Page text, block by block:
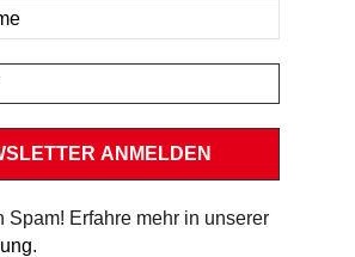
Spam! Erfahre mehr in unserer
.